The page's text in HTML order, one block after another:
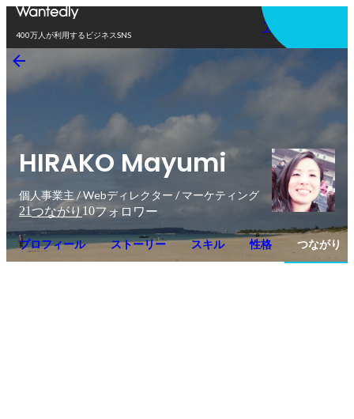
400万人が利用するビジネスSNS
アプリを使う
HIRAKO Mayumi
個人事業主 / Webディレクター / マーケティング
21つながり10フォロワー
プロフィール ストーリー スキル 性格 つながり